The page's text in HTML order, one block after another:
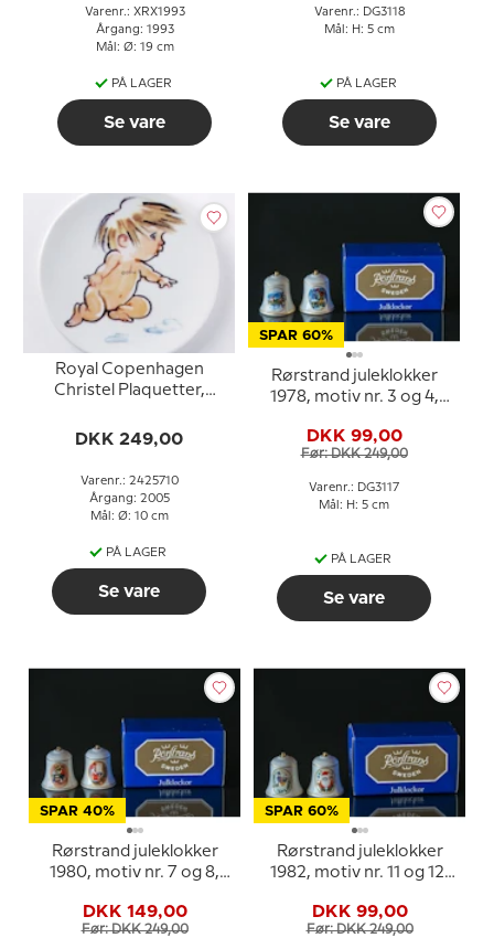
Varenr.: XRX1993
Årgang: 1993
Mål: Ø: 19 cm
PÅ LAGER
Se vare
Varenr.: DG3118
Mål: H: 5 cm
PÅ LAGER
Se vare
Royal Copenhagen
Christel Plaquetter,
DKK 249,00
Varenr.: 2425710
Årgang: 2005
Mål: Ø: 10 cm
PÅ LAGER
Se vare
SPAR 60%
Rørstrand juleklokker
1978, motiv nr. 3 og 4,
DKK 99,00
Før: DKK 249,00
Varenr.: DG3117
Mål: H: 5 cm
PÅ LAGER
Se vare
SPAR 40%
Rørstrand juleklokker
1980, motiv nr. 7 og 8,
DKK 149,00
Før: DKK 249,00
SPAR 60%
Rørstrand juleklokker
1982, motiv nr. 11 og 12,
DKK 99,00
Før: DKK 249,00